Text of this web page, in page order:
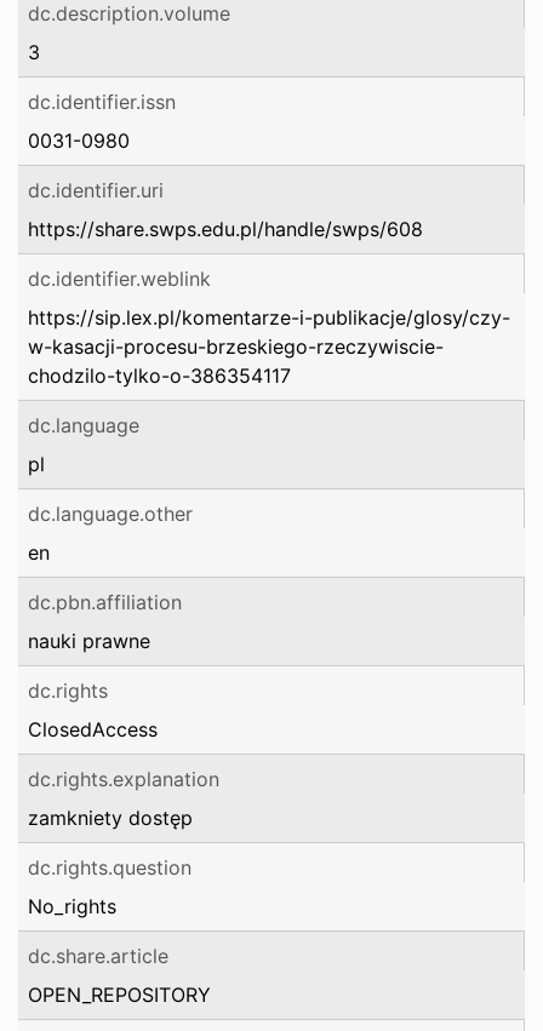
dc.description.volume
3
dc.identifier.issn
0031-0980
dc.identifier.uri
https://share.swps.edu.pl/handle/swps/608
dc.identifier.weblink
https://sip.lex.pl/komentarze-i-publikacje/glosy/czy-
w-kasacji-procesu-brzeskiego-rzeczywiscie-
chodzilo-tylko-o-386354117
dc.language
pl
dc.language.other
en
dc.pbn.affiliation
nauki prawne
dc.rights
ClosedAccess
dc.rights.explanation
zamkniety dostęp
dc.rights.question
No_rights
dc.share.article
OPEN_REPOSITORY